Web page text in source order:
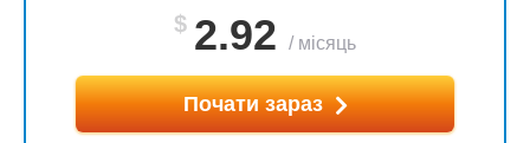
$ 2.92 / місяць
Почати зараз